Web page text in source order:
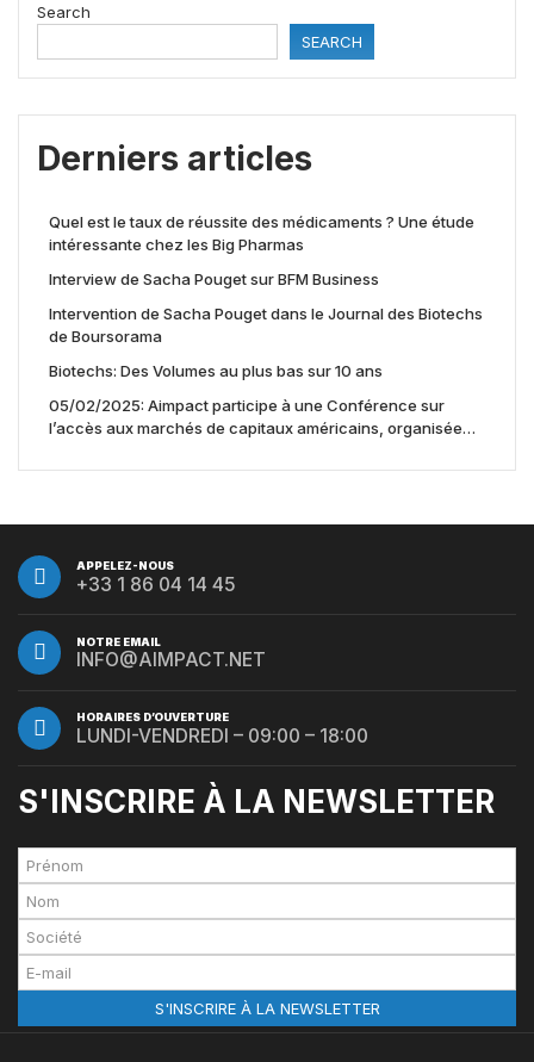
Search
SEARCH
Derniers articles
Quel est le taux de réussite des médicaments ? Une étude
intéressante chez les Big Pharmas
Interview de Sacha Pouget sur BFM Business
Intervention de Sacha Pouget dans le Journal des Biotechs
de Boursorama
Biotechs: Des Volumes au plus bas sur 10 ans
05/02/2025: Aimpact participe à une Conférence sur
l’accès aux marchés de capitaux américains, organisée
APPELEZ-NOUS
+33 1 86 04 14 45
NOTRE EMAIL
INFO@AIMPACT.NET
HORAIRES D’OUVERTURE
LUNDI-VENDREDI – 09:00 – 18:00
S'INSCRIRE À LA NEWSLETTER